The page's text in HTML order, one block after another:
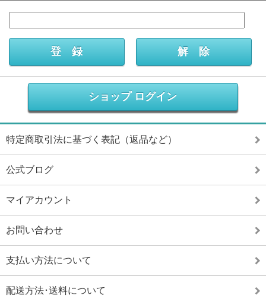
ショップ ログイン
特定商取引法に基づく表記（返品など）
公式ブログ
マイアカウント
お問い合わせ
支払い方法について
配送方法･送料について